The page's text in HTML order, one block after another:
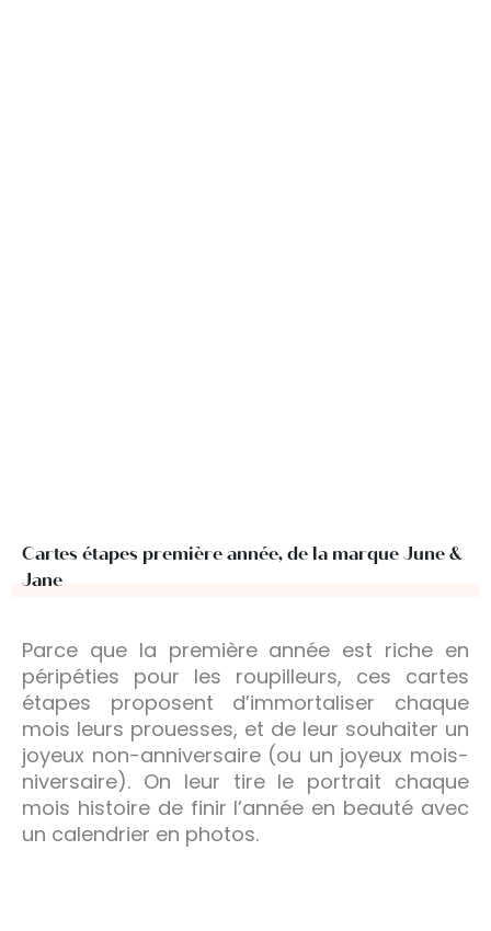
Cartes étapes première année, de la marque June &
Jane
Parce que la première année est riche en
péripéties pour les roupilleurs, ces cartes
étapes proposent d’immortaliser chaque
mois leurs prouesses, et de leur souhaiter un
joyeux non-anniversaire (ou un joyeux mois-
niversaire). On leur tire le portrait chaque
mois histoire de finir l’année en beauté avec
un calendrier en photos.